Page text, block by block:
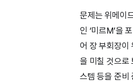
문제는 위메이
인 ‘미르M’을
어 장 부회장이
을 미칠 것으로
스템 등을 준비